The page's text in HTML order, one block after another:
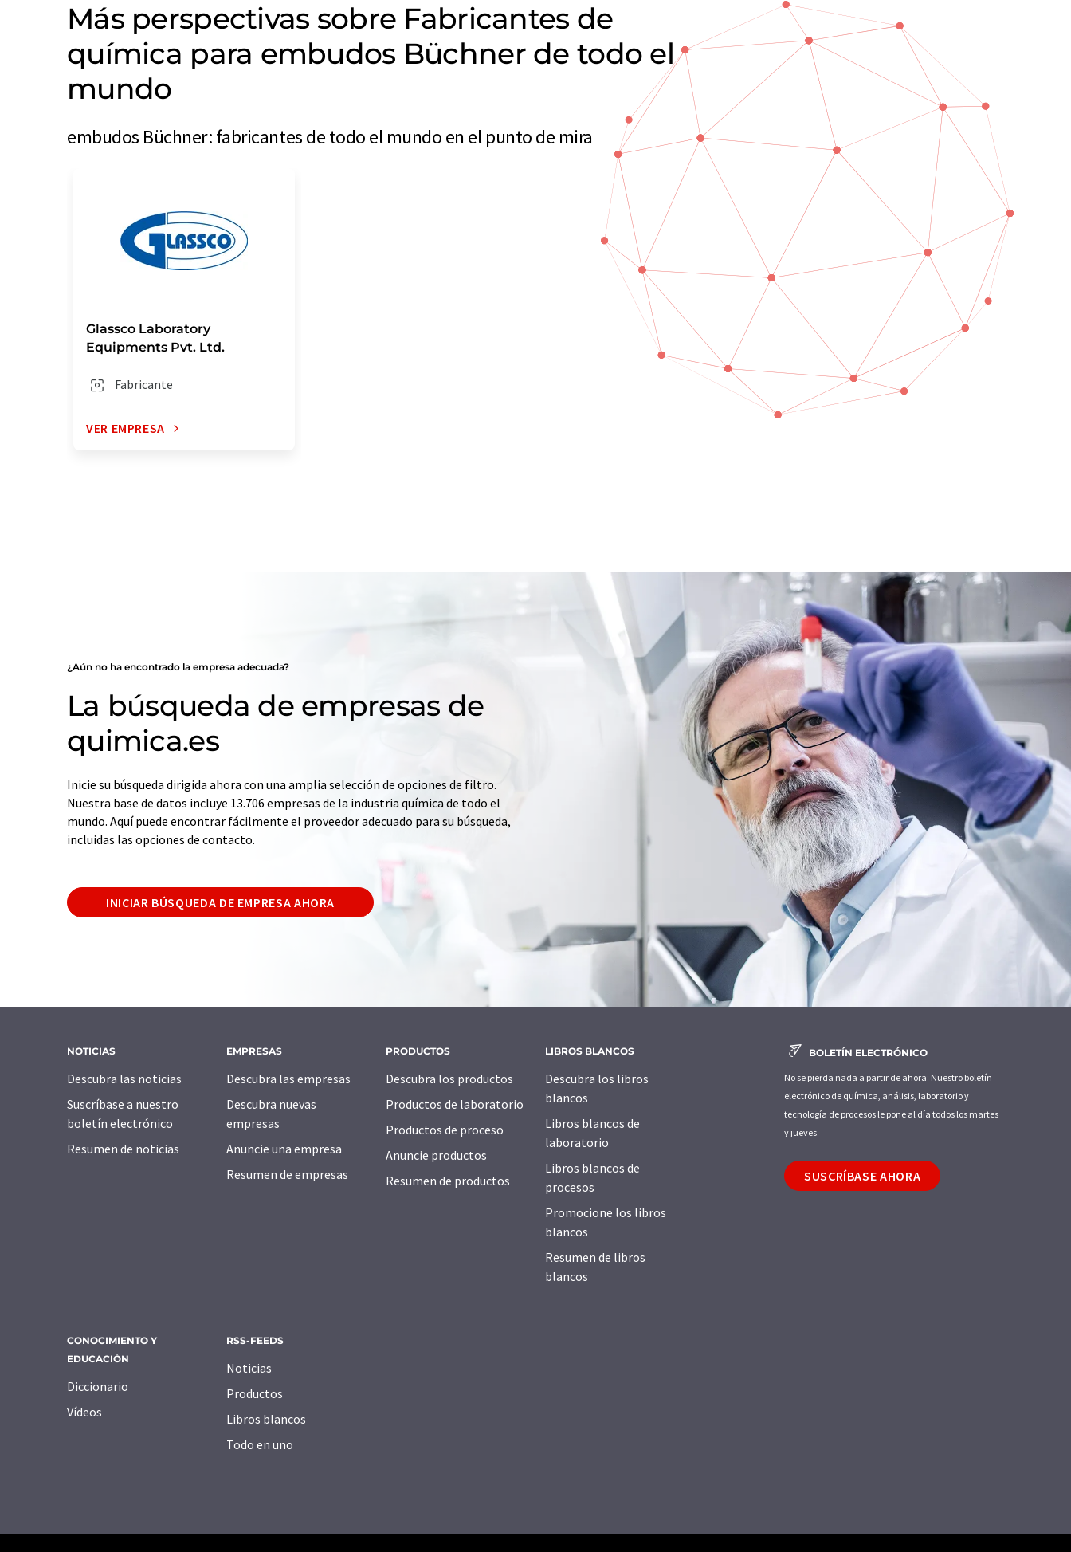
Más perspectivas sobre Fabricantes de
química para embudos Büchner de todo el
mundo
embudos Büchner: fabricantes de todo el mundo en el punto de mira
Glassco Laboratory
Equipments Pvt. Ltd.
Fabricante
VER EMPRESA
¿Aún no ha encontrado la empresa adecuada?
La búsqueda de empresas de
quimica.es
Inicie su búsqueda dirigida ahora con una amplia selección de opciones de filtro.
Nuestra base de datos incluye 13.706 empresas de la industria química de todo el
mundo. Aquí puede encontrar fácilmente el proveedor adecuado para su búsqueda,
incluidas las opciones de contacto.
INICIAR BÚSQUEDA DE EMPRESA AHORA
NOTICIAS
Descubra las noticias
Suscríbase a nuestro
boletín electrónico
Resumen de noticias
EMPRESAS
Descubra las empresas
Descubra nuevas
empresas
Anuncie una empresa
Resumen de empresas
PRODUCTOS
Descubra los productos
Productos de laboratorio
Productos de proceso
Anuncie productos
Resumen de productos
LIBROS BLANCOS
Descubra los libros
blancos
Libros blancos de
laboratorio
Libros blancos de
procesos
Promocione los libros
blancos
Resumen de libros
blancos
CONOCIMIENTO Y
EDUCACIÓN
Diccionario
Vídeos
RSS-FEEDS
Noticias
Productos
Libros blancos
Todo en uno
BOLETÍN ELECTRÓNICO
No se pierda nada a partir de ahora: Nuestro boletín
electrónico de química, análisis, laboratorio y
tecnología de procesos le pone al día todos los martes
y jueves.
SUSCRÍBASE AHORA